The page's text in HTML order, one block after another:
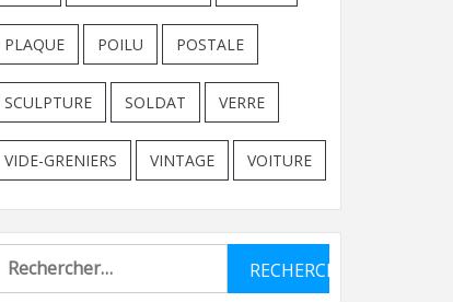
PLAQUE POILU POSTALE
SCULPTURE SOLDAT VERRE
VIDE-GRENIERS VINTAGE VOITURE
Rechercher :